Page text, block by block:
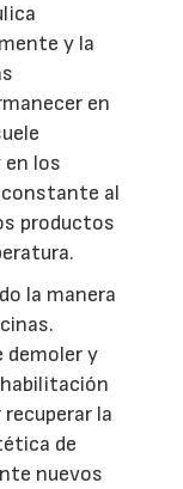
y la
en
en los
al
productos
la manera
demoler y
la
de
nuevos